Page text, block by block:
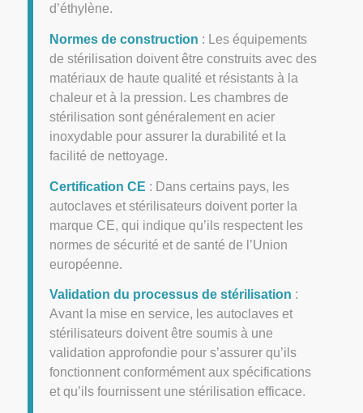
d’éthylène.
Normes de construction : Les équipements
de stérilisation doivent être construits avec des
matériaux de haute qualité et résistants à la
chaleur et à la pression. Les chambres de
stérilisation sont généralement en acier
inoxydable pour assurer la durabilité et la
facilité de nettoyage.
Certification CE : Dans certains pays, les
autoclaves et stérilisateurs doivent porter la
marque CE, qui indique qu’ils respectent les
normes de sécurité et de santé de l’Union
européenne.
Validation du processus de stérilisation :
Avant la mise en service, les autoclaves et
stérilisateurs doivent être soumis à une
validation approfondie pour s’assurer qu’ils
fonctionnent conformément aux spécifications
et qu’ils fournissent une stérilisation efficace.